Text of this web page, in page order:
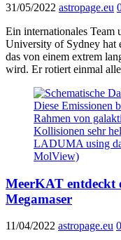
31/05/2022 astropage.eu
Ein internationales Team
University of Sydney hat
das von einem extrem
wird. Er rotiert einmal
MeerKAT entdeckt
Megamaser
11/04/2022 astropage.eu 0